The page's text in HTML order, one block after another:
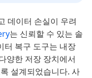
데이터 손실이 우려
는 신뢰할 수 있는 솔
터 복구 도구는 내장
양한 저장 장치에서
설계되었습니다. 사